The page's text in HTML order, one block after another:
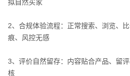
拟自然买家
2、合规体验流程：正常搜索、浏览、
痕、风控无感
3、评价自然留存：内容贴合产品、留
核